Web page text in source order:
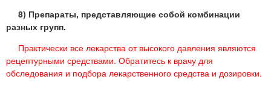
8) Препараты, представляющие собой комбинации
разных групп.
Практически все лекарства от высокого давления являются
рецептурными средствами. Обратитесь к врачу для
обследования и подбора лекарственного средства и дозировки.